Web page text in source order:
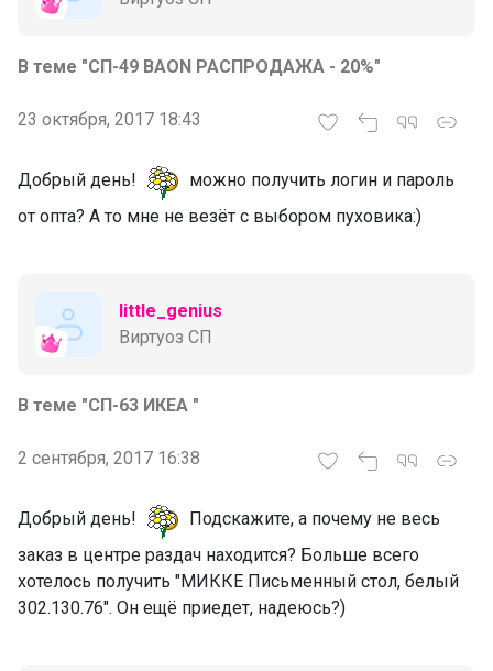
В теме "СП-49 ВАОN РАСПРОДАЖА - 20%"
23 октября, 2017 18:43
Добрый день!
можно получить логин и пароль
от опта? А то мне не везёт с выбором пуховика:)
little_genius
Виртуоз СП
В теме "СП-63 ИКЕА "
2 сентября, 2017 16:38
Добрый день!
Подскажите, а почему не весь
заказ в центре раздач находится? Больше всего
хотелось получить "МИККЕ Письменный стол, белый
302.130.76". Он ещё приедет, надеюсь?)